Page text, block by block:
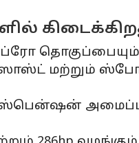
தொகுப்பையும்
மற்றும்
சஸ்பென்ஷன்